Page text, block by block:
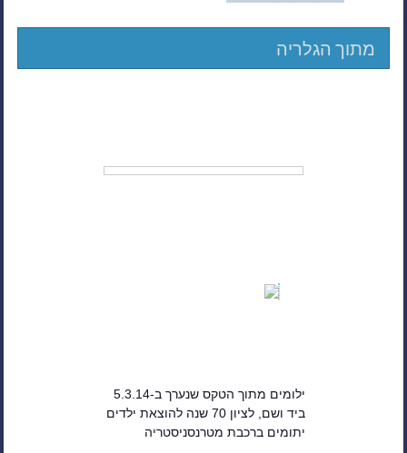
מתוך הגלריה
ילומים מתוך הטקס שנערך ב-5.3.14
ביד ושם, לציון 70 שנה להוצאת ילדים
יתומים ברכבת מטרנסניסטריה